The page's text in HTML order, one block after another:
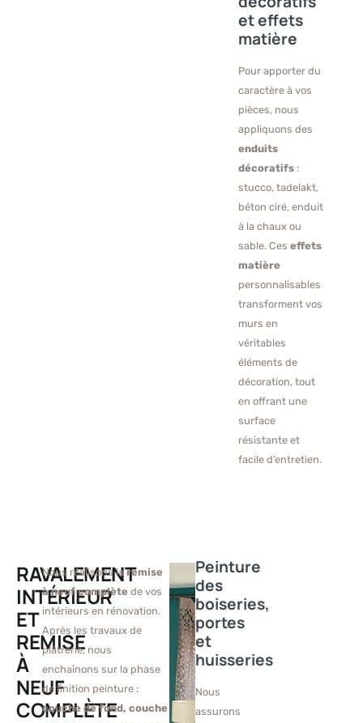
et effets
matière
Pour apporter du
caractère à vos
pièces, nous
appliquons des
enduits
décoratifs:
stucco, tadelakt,
béton ciré, enduit
à la chaux ou
sable. Ces effets
matière
personnalisables
transforment vos
murs en
véritables
éléments de
décoration, tout
en offrant une
surface
résistante et
facile d’entretien.
RAVALEMENT
INTÉRIEUR
ET
REMISE
À
NEUF
COMPLÈTE
Nous réalisons laremise
à neuf complète de vos
intérieurs en rénovation.
Après les travaux de
plâtrerie, nous
enchaînons sur la phase
de finition peinture :
couche de fond, couche
Peinture
des
boiseries,
portes
et
huisseries
Nous
assurons